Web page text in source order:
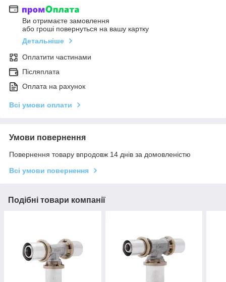
Ви отримаєте замовлення
або гроші повернуться на вашу картку
Детальніше
Оплатити частинами
Післяплата
Оплата на рахунок
Всі умови оплати
Умови повернення
Повернення товару впродовж 14 днів за домовленістю
Всі умови повернення
Подібні товари компанії